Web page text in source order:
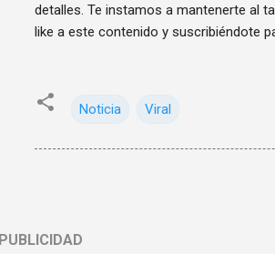
detalles. Te instamos a mantenerte al
like a este contenido y suscribiéndote
Noticia Viral
PUBLICIDAD